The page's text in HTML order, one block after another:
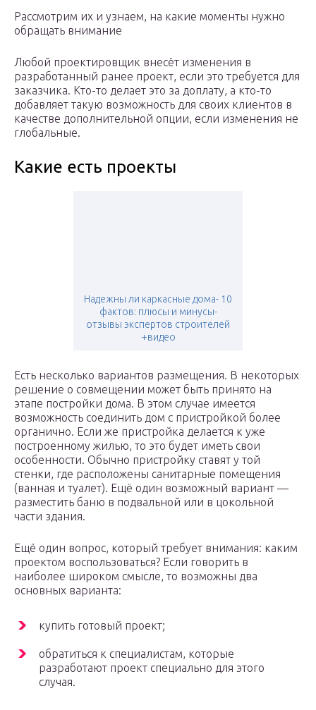
Рассмотрим их и узнаем, на какие моменты нужно
обращать внимание
Любой проектировщик внесёт изменения в
разработанный ранее проект, если это требуется для
заказчика. Кто-то делает это за доплату, а кто-то
добавляет такую возможность для своих клиентов в
качестве дополнительной опции, если изменения не
глобальные.
Какие есть проекты
Надежны ли каркасные дома- 10
фактов: плюсы и минусы-
отзывы экспертов строителей
+видео
Есть несколько вариантов размещения. В некоторых
решение о совмещении может быть принято на
этапе постройки дома. В этом случае имеется
возможность соединить дом с пристройкой более
органично. Если же пристройка делается к уже
построенному жилью, то это будет иметь свои
особенности. Обычно пристройку ставят у той
стенки, где расположены санитарные помещения
(ванная и туалет). Ещё один возможный вариант —
разместить баню в подвальной или в цокольной
части здания.
Ещё один вопрос, который требует внимания: каким
проектом воспользоваться? Если говорить в
наиболее широком смысле, то возможны два
основных варианта:
купить готовый проект;
обратиться к специалистам, которые
разработают проект специально для этого
случая.